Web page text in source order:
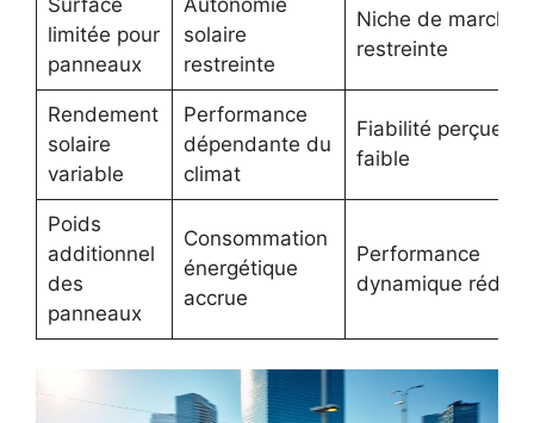
limitée pour
panneaux
solaire
restreinte
Niche de marché
restreinte
Rendement
solaire
variable
Performance
dépendante du
climat
Fiabilité perçue
faible
Poids
additionnel
des
panneaux
Consommation
énergétique
accrue
Performance
dynamique